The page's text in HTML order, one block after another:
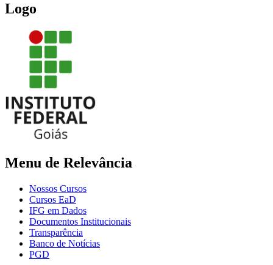
Logo
Menu de Relevância
Nossos Cursos
Cursos EaD
IFG em Dados
Documentos Institucionais
Transparência
Banco de Notícias
PGD